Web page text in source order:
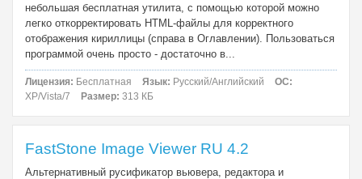
небольшая бесплатная утилита, с помощью которой можно
легко откорректировать HTML-файлы для корректного
отображения кириллицы (справа в Оглавлении). Пользоваться
программой очень просто - достаточно в...
Лицензия: Бесплатная Язык: Русский/Английский
ОС:
XP/Vista/7
Размер: 313 КБ
FastStone Image Viewer RU 4.2
Альтернативный русификатор вьювера, редактора и